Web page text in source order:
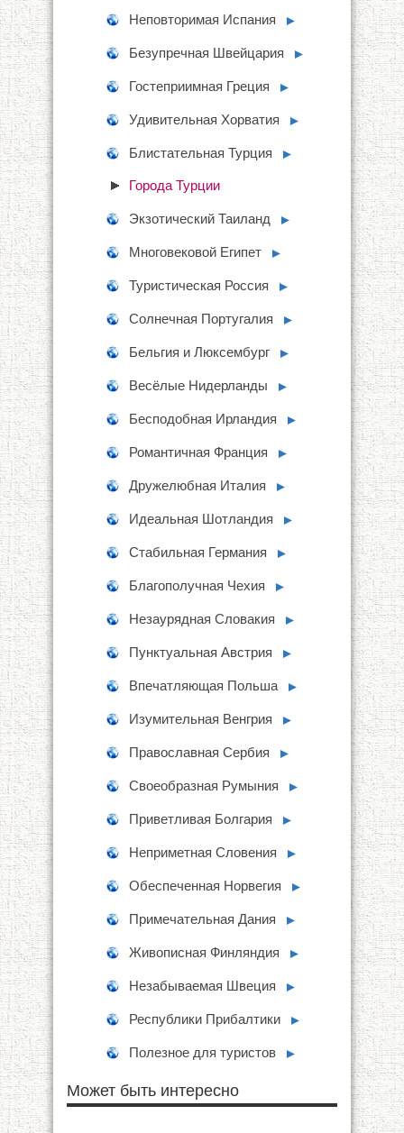
Неповторимая Испания ►
Безупречная Швейцария ►
Гостеприимная Греция ►
Удивительная Хорватия ►
Блистательная Турция ►
Города Турции
Экзотический Таиланд ►
Многовековой Египет ►
Туристическая Россия ►
Солнечная Португалия ►
Бельгия и Люксембург ►
Весёлые Нидерланды ►
Бесподобная Ирландия ►
Романтичная Франция ►
Дружелюбная Италия ►
Идеальная Шотландия ►
Стабильная Германия ►
Благополучная Чехия ►
Незаурядная Словакия ►
Пунктуальная Австрия ►
Впечатляющая Польша ►
Изумительная Венгрия ►
Православная Сербия ►
Своеобразная Румыния ►
Приветливая Болгария ►
Неприметная Словения ►
Обеспеченная Норвегия ►
Примечательная Дания ►
Живописная Финляндия ►
Незабываемая Швеция ►
Республики Прибалтики ►
Полезное для туристов ►
Может быть интересно